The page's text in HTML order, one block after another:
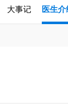
大事记 医生介